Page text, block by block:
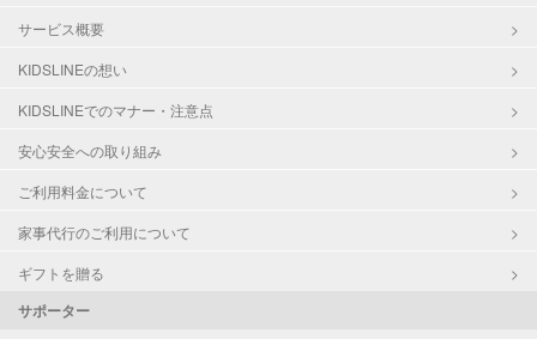
サービス概要
KIDSLINEの想い
KIDSLINEでのマナー・注意点
安心安全への取り組み
ご利用料金について
家事代行のご利用について
ギフトを贈る
サポーター